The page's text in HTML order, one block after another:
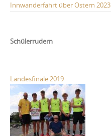
Innwanderfahrt über Ostern 2023
Schülerrudern
Landesfinale 2019